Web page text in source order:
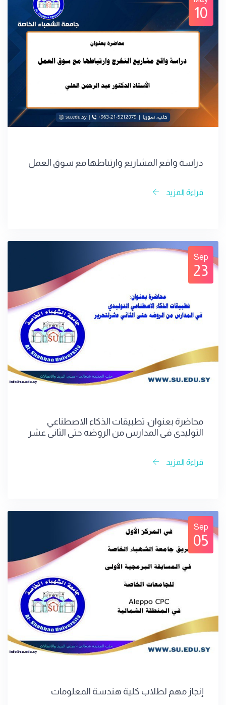
10
دراسة واقع المشاريع وارتباطها مع سوق العمل
قراءة المزيد
Sep
23
محاضرة بعنوان: تطبيقات الذكاء الاصطناعي
التوليدي في المدارس من الروضه حتى الثاني عشر
قراءة المزيد
Sep
05
إنجاز مهم لطلاب كلية هندسة المعلومات